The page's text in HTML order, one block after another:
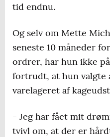
tid endnu.
Og selv om Mette
seneste 10 måneder
ordrer, har hun ikke
fortrudt, at hun valgte
varelageret af
- Jeg har fået mit
tvivl om, at der er